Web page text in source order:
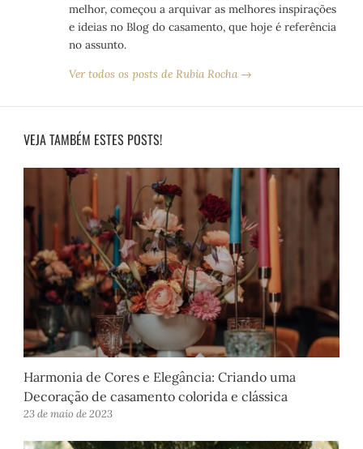
melhor, começou a arquivar as melhores inspirações
e ideias no Blog do casamento, que hoje é referência
no assunto.
Ver todos os posts de Rubia Rocha →
VEJA TAMBÉM ESTES POSTS!
Harmonia de Cores e Elegância: Criando uma
Decoração de casamento colorida e clássica
23 de maio de 2023